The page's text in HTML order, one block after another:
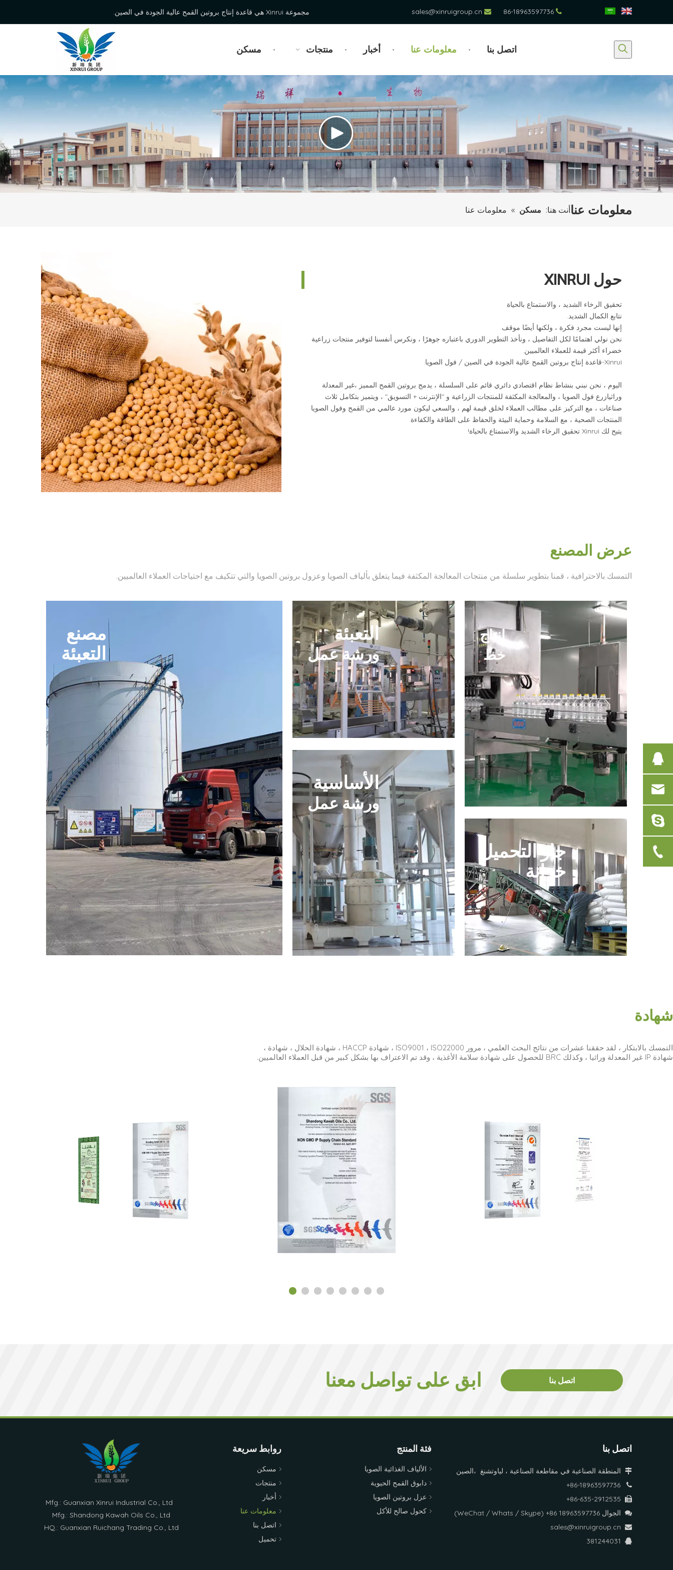
مجموعة Xinrui هي قاعدة إنتاج بروتين القمح عالية الجودة في الصين. 
86-18963597736

sales@xinruigroup.cn
اتصل بنا معلومات عنا أخبار منتجات مسكن
معلومات عناأنت هنا: مسكن » معلومات عنا
حول XINRUI
تحقيق الرخاء الشديد ، والاستمتاع بالحياة
نتابع الكمال الشديد.
إنها ليست مجرد فكرة ، ولكنها أيضًا موقف.
نحن نولي اهتمامًا لكل التفاصيل ، ونأخذ التطوير الدوري باعتباره جوهرًا ، ونكرس أنفسنا لتوفير منتجات زراعية
خضراء أكثر قيمة للعملاء العالميين.
Xinrui-قاعدة إنتاج بروتين القمح عالية الجودة في الصين / فول الصويا.
اليوم ، نحن نبني بنشاط نظام اقتصادي دائري قائم على السلسلة ، يدمج بروتين القمح المميز ،غير المعدلة
وراثيازرع فول الصويا ، والمعالجة المكثفة للمنتجات الزراعية و "الإنترنت + التسويق" ، ويتميز بتكامل ثلاث
صناعات ، مع التركيز على مطالب العملاء لخلق قيمة لهم ، والسعي ليكون مورد عالمي من القمح وفول الصويا
المنتجات الصحية ، مع السلامة وحماية البيئة والحفاظ على الطاقة والكفاءة.
يتيح لك Xinrui تحقيق الرخاء الشديد والاستمتاع بالحياة!
عرض المصنع
التمسك بالاحترافية ، قمنا بتطوير سلسلة من منتجات المعالجة المكثفة فيما يتعلق بألياف الصويا وعزول بروتين الصويا والتي تتكيف مع احتياجات العملاء العالميين.
مصنع
التعبئة
التعبئة
ورشة عمل
الأساسية
ورشة عمل
إنتاج
خط
جار التحميل
خزانة
شهادة
التمسك بالابتكار ، لقد حققنا عشرات من نتائج البحث العلمي ، مرور ISO9001 ، ISO22000 ، شهادة HACCP ، شهادة الحلال ، شهادة ،
شهادة IP غير المعدلة وراثيا ، وكذلك BRC للحصول على شهادة سلامة الأغذية ، وقد تم الاعتراف بها بشكل كبير من قبل العملاء العالميين.
ابق على تواصل معنا اتصل بنا
Mfg.: Shandong Kawah Oils Co., Ltd
HQ.: Guanxian Ruichang Trading Co., Ltd
روابط سريعة
مسكن
منتجات
أخبار
معلومات عنا
اتصل بنا
تحميل
فئة المنتج
الألياف الغذائية الصويا
دابوق القمح الحيوية
عزل بروتين الصويا
كحول صالح للأكل
اتصل بنا
 المنطقة الصناعية في مقاطعة الصناعية ، لياوتشنغ ،الصين


 الجوال WeChat / Whats / Skype) +86 18963597736)


381244031